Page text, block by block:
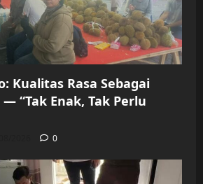
Kualitas Rasa Sebagai
“Tak Enak, Tak Perlu
0